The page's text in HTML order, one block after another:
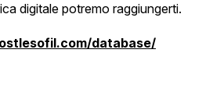
digitale potremo raggiungerti.
database/